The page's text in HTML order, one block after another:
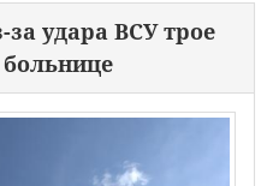
за удара ВСУ трое